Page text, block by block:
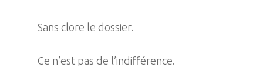
Sans clore le dossier.
Ce n’est pas de l’indifférence.